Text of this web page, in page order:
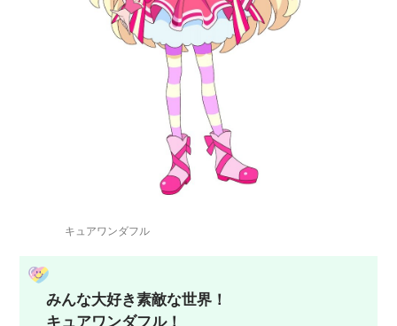
キュアワンダフル
みんな大好き素敵な世界！
キュアワンダフル！